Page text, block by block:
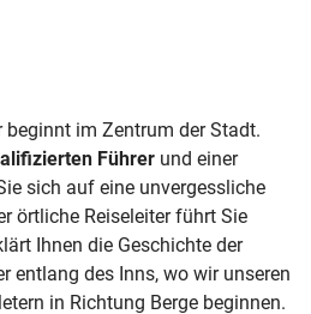
beginnt im Zentrum der Stadt.
Führer und einer
sich auf eine unvergessliche
örtliche Reiseleiter führt Sie
Ihnen die Geschichte der
entlang des Inns, wo wir unseren
in Richtung Berge beginnen.